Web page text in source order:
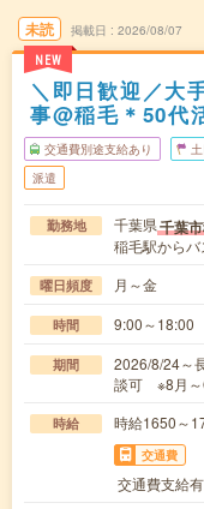
未読
NEW
掲載日 2026/08/07
＼即日歓迎／大
事@稲毛＊50代
交通費別途支給あり
派遣
勤務地 千葉県千葉
稲毛駅から
曜日頻度 月～金
時間 9:00～18:00
期間
2026/8/24～
談可 ※8月～
時給 時給1650～
交通費
交通費支給有